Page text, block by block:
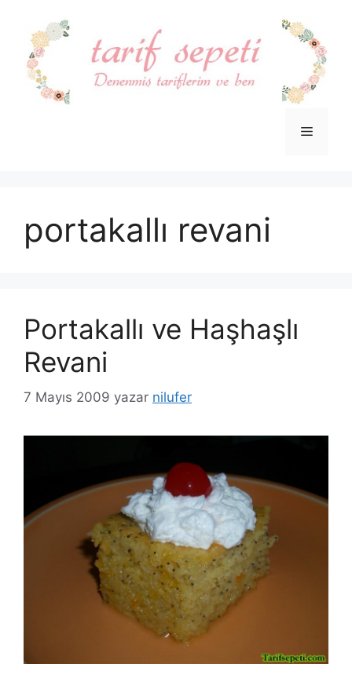
Menü
portakallı revani
Portakallı ve Haşhaşlı
Revani
7 Mayıs 2009 yazar nilufer